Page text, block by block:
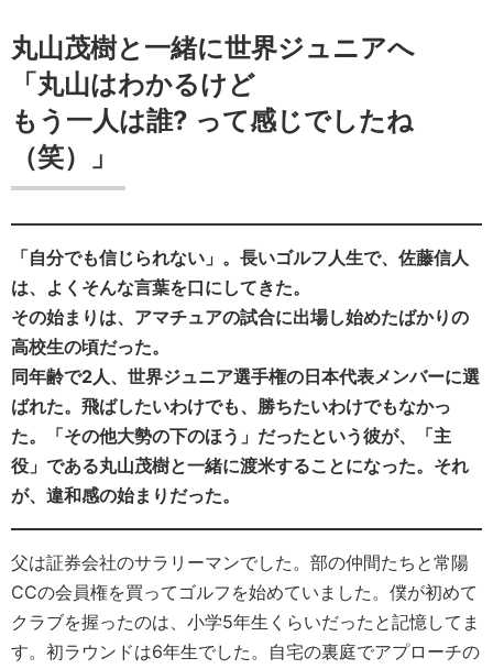
丸山茂樹と一緒に世界ジュニアへ
「丸山はわかるけど
もう一人は誰? って感じでしたね
（笑）」
「自分でも信じられない」。長いゴルフ人生で、佐藤信人
は、よくそんな言葉を口にしてきた。
その始まりは、アマチュアの試合に出場し始めたばかりの
高校生の頃だった。
同年齢で2人、世界ジュニア選手権の日本代表メンバーに選
ばれた。飛ばしたいわけでも、勝ちたいわけでもなかっ
た。「その他大勢の下のほう」だったという彼が、「主
役」である丸山茂樹と一緒に渡米することになった。それ
が、違和感の始まりだった。
父は証券会社のサラリーマンでした。部の仲間たちと常陽
CCの会員権を買ってゴルフを始めていました。僕が初めて
クラブを握ったのは、小学5年生くらいだったと記憶してま
す。初ラウンドは6年生でした。自宅の裏庭でアプローチの